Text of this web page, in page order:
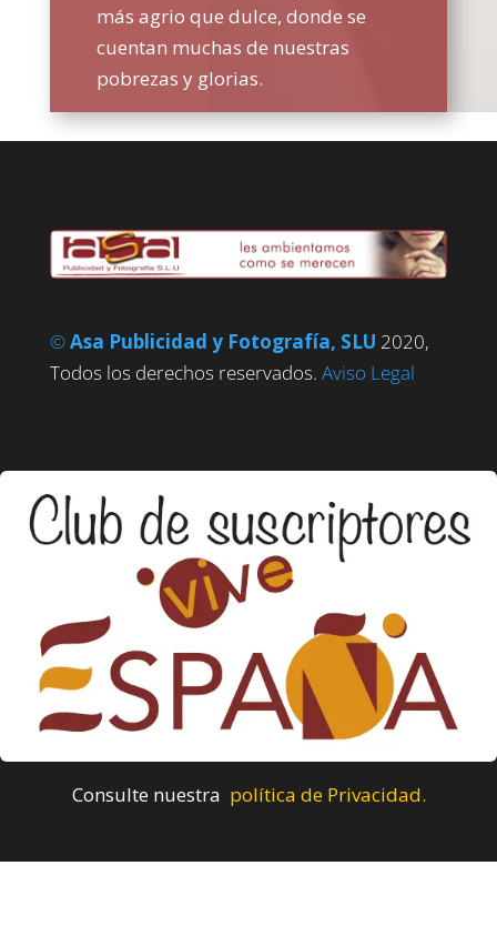
más agrio que dulce, donde se
cuentan muchas de nuestras
pobrezas y glorias.
©Asa Publicidad y Fotografía, SLU 2020,
Todos los derechos reservados. Aviso Legal
Consulte nuestra política de Privacidad.